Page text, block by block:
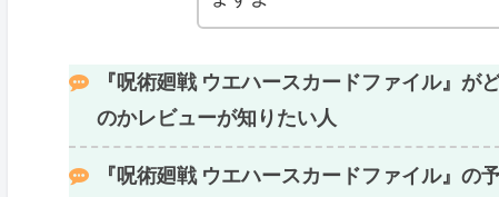
『呪術廻戦 ウエハースカードファイル』が
のかレビューが知りたい人
『呪術廻戦 ウエハースカードファイル』の